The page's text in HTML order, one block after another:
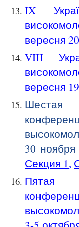
IX
вересня
VIII
вересня
Шестая
вы
30
Секция 1,
Пятая